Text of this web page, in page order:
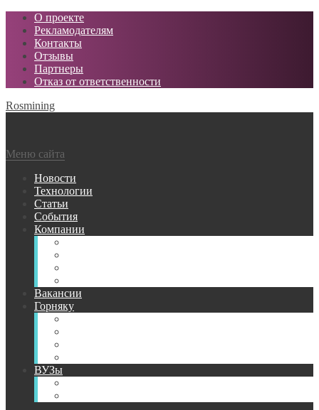
О проекте
Рекламодателям
Контакты
Отзывы
Партнеры
Отказ от ответственности
Rosmining
Меню сайта
Новости
Технологии
Статьи
События
Компании
Вакансии
Горняку
ВУЗы